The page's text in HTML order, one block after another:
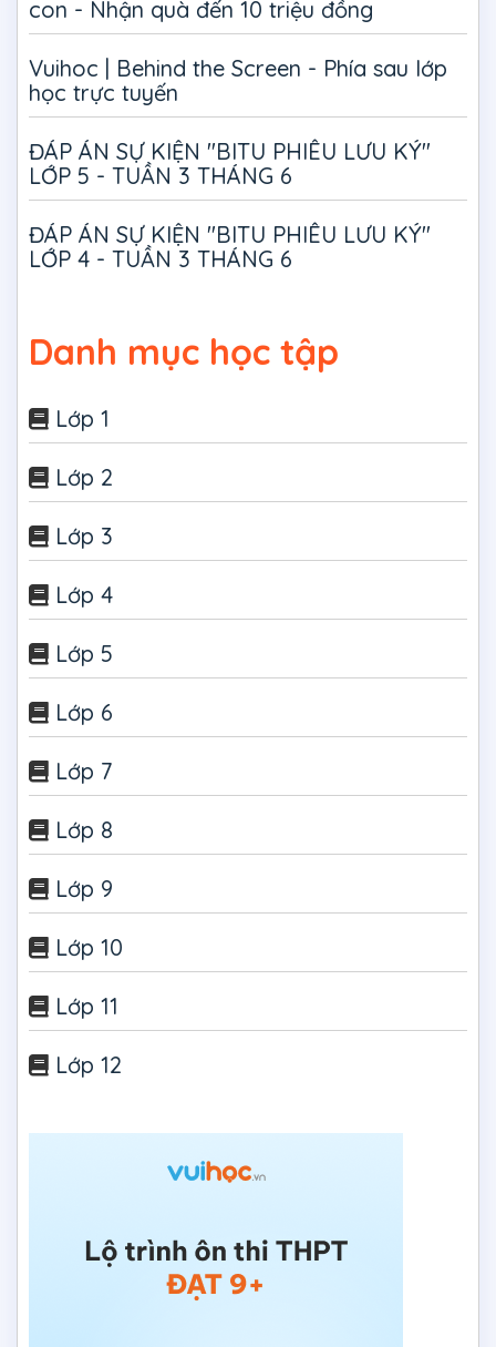
con - Nhận quà đến 10 triệu đồng
Vuihoc | Behind the Screen - Phía sau lớp
học trực tuyến
ĐÁP ÁN SỰ KIỆN "BITU PHIÊU LƯU KÝ"
LỚP 5 - TUẦN 3 THÁNG 6
ĐÁP ÁN SỰ KIỆN "BITU PHIÊU LƯU KÝ"
LỚP 4 - TUẦN 3 THÁNG 6
Danh mục học tập
Lớp 1
Lớp 2
Lớp 3
Lớp 4
Lớp 5
Lớp 6
Lớp 7
Lớp 8
Lớp 9
Lớp 10
Lớp 11
Lớp 12